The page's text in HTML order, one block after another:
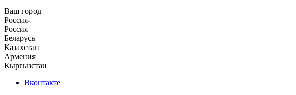
Ваш город
Россия
Россия
Беларусь
Казахстан
Армения
Кыргызстан
Вконтакте